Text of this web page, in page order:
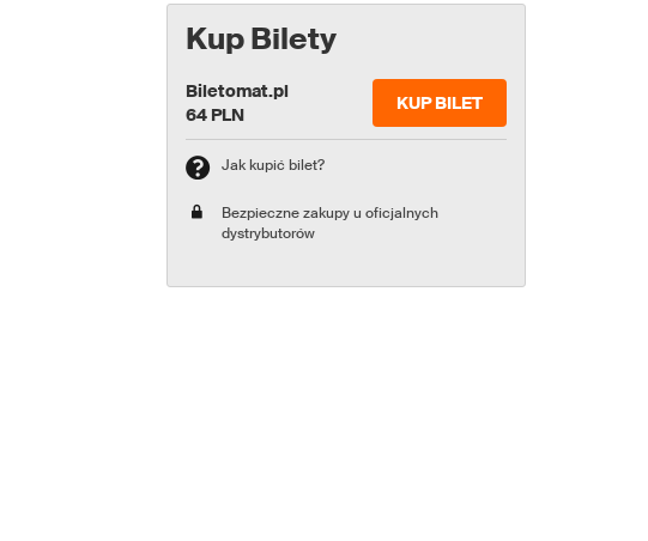
Kup Bilety
Biletomat.pl
64 PLN
KUP BILET
Jak kupić bilet?
Bezpieczne zakupy u oficjalnych
dystrybutorów